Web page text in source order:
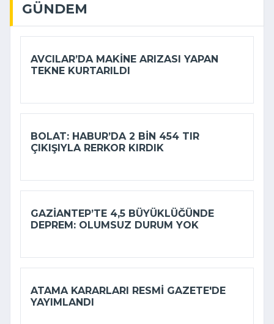
GÜNDEM
AVCILAR’DA MAKINE ARIZASI YAPAN
TEKNE KURTARILDI
BOLAT: HABUR’DA 2 BIN 454 TIR
ÇIKIŞIYLA RERKOR KIRDIK
GAZIANTEP’TE 4,5 BÜYÜKLÜĞÜNDE
DEPREM: OLUMSUZ DURUM YOK
ATAMA KARARLARI RESMI GAZETE'DE
YAYIMLANDI